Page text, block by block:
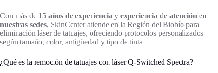
Con más de 15 años de experiencia y experiencia de atención en
nuestras sedes, SkinCenter atiende en la Región del Biobío para
eliminación láser de tatuajes, ofreciendo protocolos personalizados
según tamaño, color, antigüedad y tipo de tinta.
¿Qué es la remoción de tatuajes con láser Q-Switched Spectra?